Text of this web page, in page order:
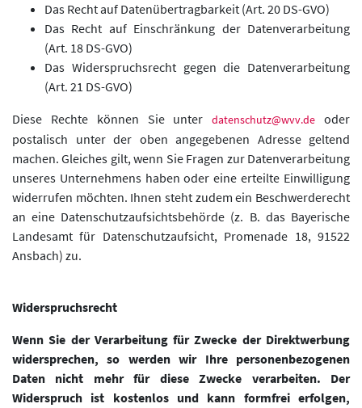
Das Recht auf Datenübertragbarkeit (Art. 20 DS-GVO)
Das Recht auf Einschränkung der Datenverarbeitung
(Art. 18 DS-GVO)
Das Widerspruchsrecht gegen die Datenverarbeitung
(Art. 21 DS-GVO)
Diese Rechte können Sie unterdatenschutz@wvv.de oder
postalisch unter der oben angegebenen Adresse geltend
machen. Gleiches gilt, wenn Sie Fragen zur Datenverarbeitung
unseres Unternehmens haben oder eine erteilte Einwilligung
widerrufen möchten. Ihnen steht zudem ein Beschwerderecht
an eine Datenschutzaufsichtsbehörde (z. B. das Bayerische
Landesamt für Datenschutzaufsicht, Promenade 18, 91522
Ansbach) zu.
Widerspruchsrecht
Wenn Sie der Verarbeitung für Zwecke der Direktwerbung
widersprechen, so werden wir Ihre personenbezogenen
Daten nicht mehr für diese Zwecke verarbeiten. Der
Widerspruch ist kostenlos und kann formfrei erfolgen,